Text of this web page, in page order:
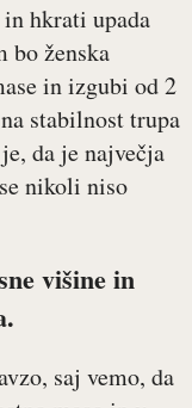
hkrati upada
bo ženska
in izgubi od 2
stabilnost trupa
da je največja
nikoli niso
višine in
saj vemo, da